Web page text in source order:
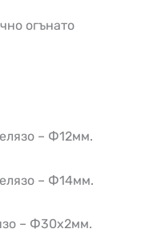
огънато
– Ф12мм.
– Ф14мм.
– Ф30х2мм.